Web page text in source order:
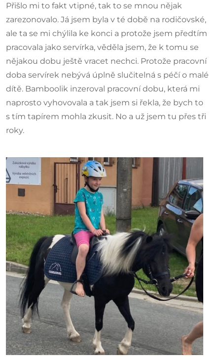
Přišlo mi to fakt vtipné, tak to se mnou nějak
zarezonovalo. Já jsem byla v té době na rodičovské,
ale ta se mi chýlila ke konci a protože jsem předtím
pracovala jako servírka, věděla jsem, že k tomu se
nějakou dobu ještě vracet nechci. Protože pracovní
doba servírek nebývá úplně slučitelná s péčí o malé
dítě. Bamboolik inzeroval pracovní dobu, která mi
naprosto vyhovovala a tak jsem si řekla, že bych to
s tím tapírem mohla zkusit. No a už jsem tu přes tři
roky.